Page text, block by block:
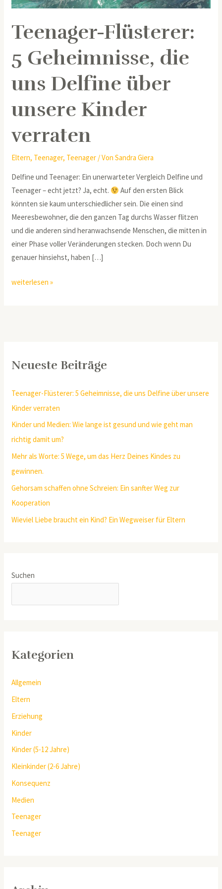
Teenager-Flüsterer:
5 Geheimnisse, die
uns Delfine über
unsere Kinder
verraten
Eltern, Teenager, Teenager / VonSandra Giera
Delfine und Teenager: Ein unerwarteter Vergleich Delfine und
Teenager – echt jetzt? Ja, echt.
Auf den ersten Blick
könnten sie kaum unterschiedlicher sein. Die einen sind
Meeresbewohner, die den ganzen Tag durchs Wasser flitzen
und die anderen sind heranwachsende Menschen, die mitten in
einer Phase voller Veränderungen stecken. Doch wenn Du
genauer hinsiehst, haben […]
über
Kinder
verraten
weiterlesen »
Neueste Beiträge
Teenager-Flüsterer: 5 Geheimnisse, die uns Delfine über unsere
Kinder verraten
Kinder und Medien: Wie lange ist gesund und wie geht man
richtig damit um?
Mehr als Worte: 5 Wege, um das Herz Deines Kindes zu
gewinnen.
Gehorsam schaffen ohne Schreien: Ein sanfter Weg zur
Kooperation
Wieviel Liebe braucht ein Kind? Ein Wegweiser für Eltern
Suchen
Kategorien
Allgemein
Eltern
Erziehung
Kinder
Kinder (5-12 Jahre)
Kleinkinder (2-6 Jahre)
Konsequenz
Medien
Teenager
Teenager